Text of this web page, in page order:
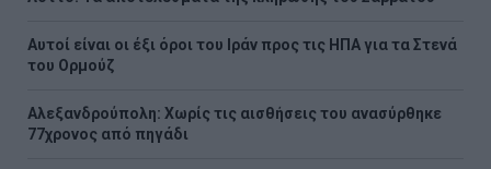
Αυτοί είναι οι έξι όροι του Ιράν προς τις ΗΠΑ για τα Στενά
του Ορμούζ
Αλεξανδρούπολη: Χωρίς τις αισθήσεις του ανασύρθηκε
77χρονος από πηγάδι